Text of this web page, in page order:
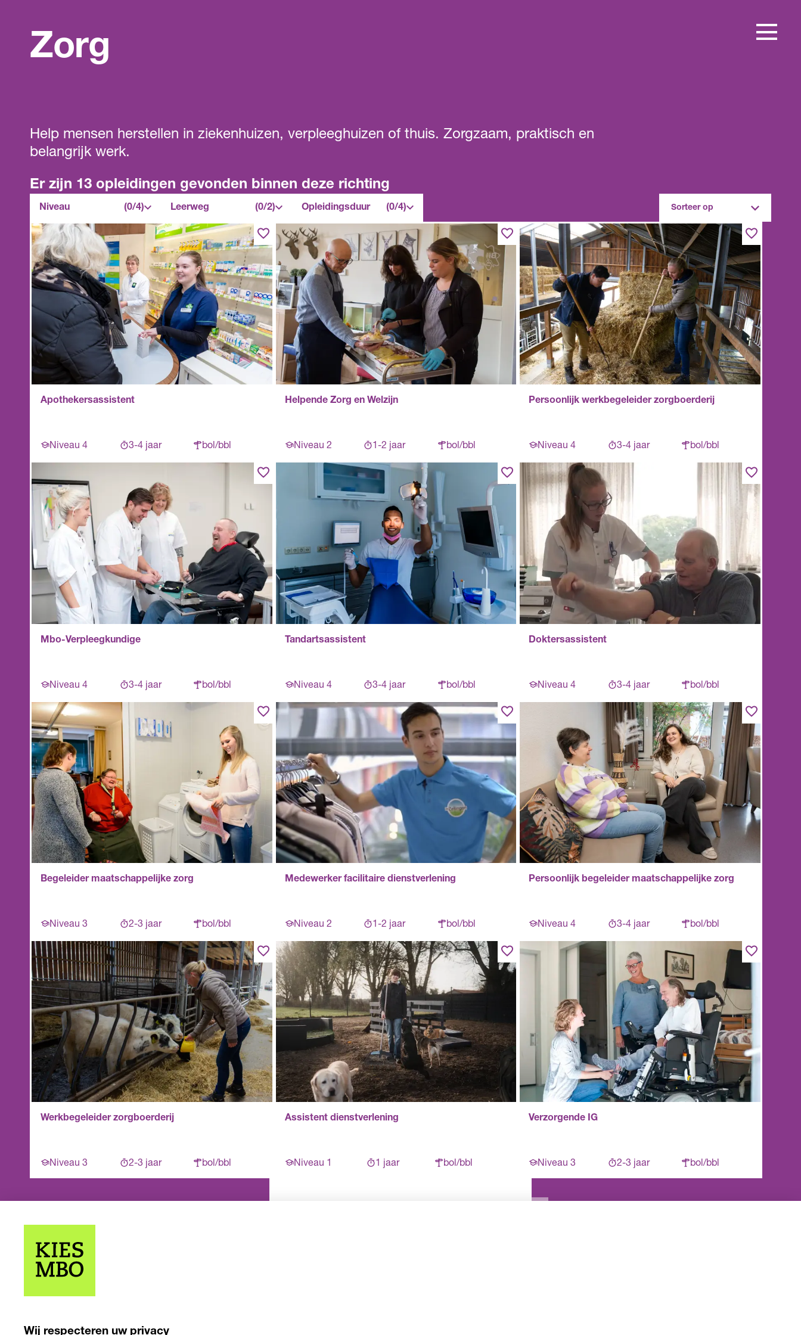
Zorg
Help mensen herstellen in ziekenhuizen, verpleeghuizen of thuis. Zorgzaam, praktisch en
belangrijk werk.
Er zijn 13 opleidingen gevonden binnen deze richting
Niveau
(0/4)
Leerweg
(0/2)
Opleidingsduur
(0/4)
Apothekersassistent
Niveau 4 3-4 jaar bol/bbl
Helpende Zorg en Welzijn
Niveau 2 1-2 jaar bol/bbl
Persoonlijk werkbegeleider zorgboerderij
Niveau 4 3-4 jaar bol/bbl
Mbo-Verpleegkundige
Niveau 4 3-4 jaar bol/bbl
Tandartsassistent
Niveau 4 3-4 jaar bol/bbl
Doktersassistent
Niveau 4 3-4 jaar bol/bbl
Begeleider maatschappelijke zorg
Niveau 3 2-3 jaar bol/bbl
Medewerker facilitaire dienstverlening
Niveau 2 1-2 jaar bol/bbl
Persoonlijk begeleider maatschappelijke zorg
Niveau 4 3-4 jaar bol/bbl
Werkbegeleider zorgboerderij
Niveau 3 2-3 jaar bol/bbl
Assistent dienstverlening
Niveau 1 1 jaar bol/bbl
Verzorgende IG
Niveau 3 2-3 jaar bol/bbl
Wij respecteren uw privacy